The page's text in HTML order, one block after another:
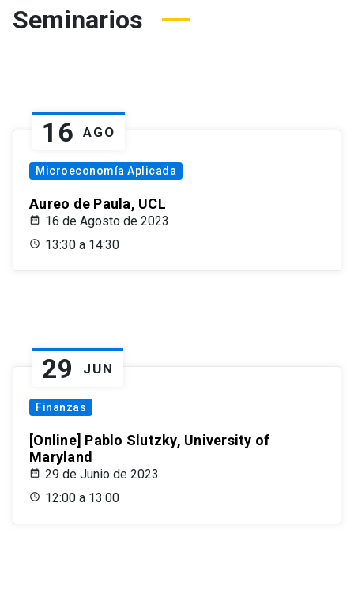
Seminarios
16 AGO
Microeconomía Aplicada
Aureo de Paula, UCL
16 de Agosto de 2023
13:30 a 14:30
29 JUN
Finanzas
[Online] Pablo Slutzky, University of
Maryland
29 de Junio de 2023
12:00 a 13:00